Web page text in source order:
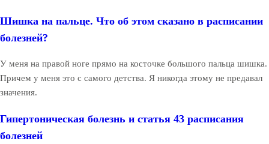
Шишка на пальце. Что об этом сказано в расписании
болезней?
У меня на правой ноге прямо на косточке большого пальца шишка.
Причем у меня это с самого детства. Я никогда этому не предавал
значения.
Гипертоническая болезнь и статья 43 расписания
болезней